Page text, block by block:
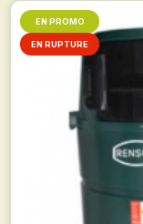
EN PROMO
EN RUPTURE